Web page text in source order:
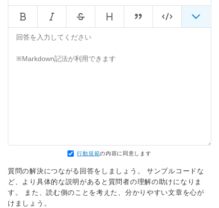
行動規範の内容に同意します
質問の解決につながる回答をしましょう。 サンプルコードな
ど、より具体的な説明があると質問者の理解の助けになりま
す。 また、読む側のことを考えた、分かりやすい文章を心が
けましょう。